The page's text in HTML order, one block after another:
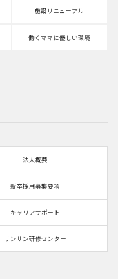
施設リニューアル
働くママに優しい環境
法人概要
新卒採用募集要項
キャリアサポート
サンサン研修センター